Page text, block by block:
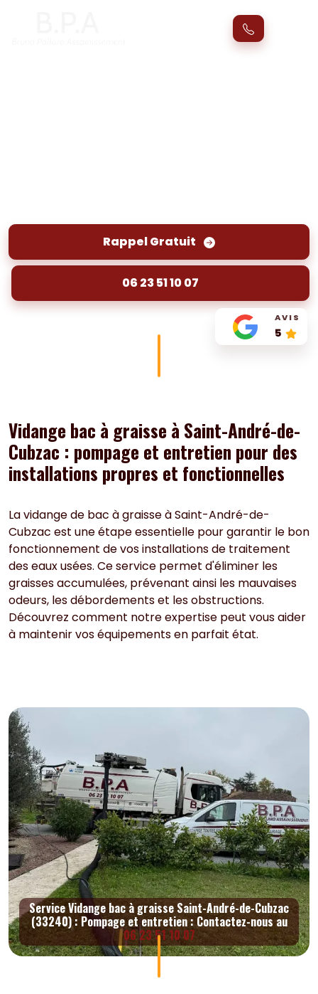
Rappel Gratuit
06 23 51 10 07
AVIS
5
Vidange bac à graisse à Saint-André-de-
Cubzac : pompage et entretien pour des
installations propres et fonctionnelles
La vidange de bac à graisse à Saint-André-de-
Cubzac est une étape essentielle pour garantir le bon
fonctionnement de vos installations de traitement
des eaux usées. Ce service permet d'éliminer les
graisses accumulées, prévenant ainsi les mauvaises
odeurs, les débordements et les obstructions.
Découvrez comment notre expertise peut vous aider
à maintenir vos équipements en parfait état.
Service Vidange bac à graisse Saint-André-de-Cubzac
(33240) : Pompage et entretien : Contactez-nous au
06 23 51 10 07